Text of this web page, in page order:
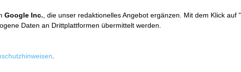
Google Inc. , die unser redaktionelles Angebot ergänzen. Mit dem Klick
Daten an Drittplattformen übermittelt werden.